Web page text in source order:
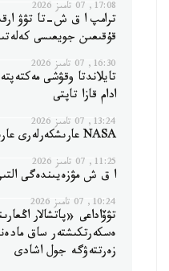
17:08, 07 تامىز 2026
ترامپ ا ق ش-تا تۋۋ
قۇقىعىن جويعىسى
16:30, 07 تامىز 2026
تايلاندتا وقۋشى
ادام قازا تاپتى
13:24, 07 تامىز 2026
NASA عارىشكەرلەرى عارىشقا ۇشتى
11:25, 07 تامىز 2026
ا ق ش مۋزەيىندەگى
10:24, 07 تامىز 2026
تۋۆاداعى «پاتشالار
ەسكەرتكىشتەر ساق
زەرتتەۋگە جول اشادى